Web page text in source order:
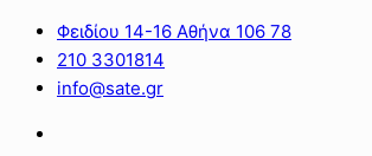
Φειδίου 14-16 Αθήνα 106 78
210 3301814
info@sate.gr